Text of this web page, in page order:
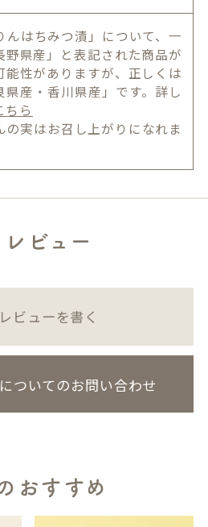
んはちみつ漬」について、一
野県産」と表記された商品が
能性がありますが、正しくは
県産・香川県産」です。詳し
ちら
の実はお召し上がりになれま
レビュー
レビューを書く
ついてのお問い合わせ
おすすめ